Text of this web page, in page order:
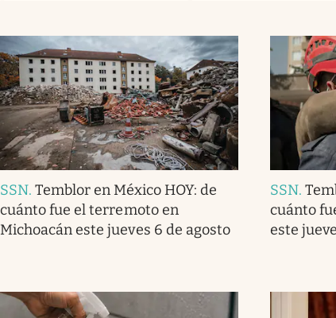
SSN.Temblor en México HOY: de
cuánto fue el terremoto en
Michoacán este jueves 6 de agosto
SSN.
cuánto
este